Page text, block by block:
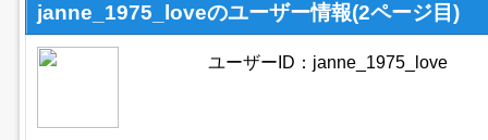
janne_1975_loveのユーザー情報(2ページ目)
ユーザーID：janne_1975_love